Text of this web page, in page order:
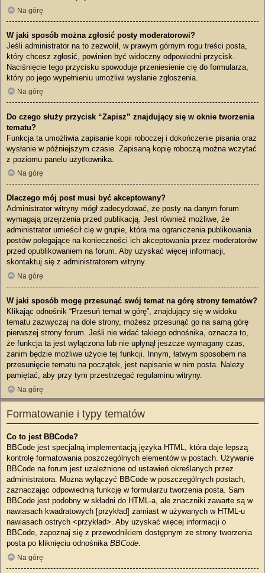
Na górę
W jaki sposób można zgłosić posty moderatorowi?
Jeśli administrator na to zezwolił, w prawym górnym rogu treści posta,
który chcesz zgłosić, powinien być widoczny odpowiedni przycisk.
Naciśnięcie tego przycisku spowoduje przeniesienie cię do formularza,
który po jego wypełnieniu umożliwi wysłanie zgłoszenia.
Na górę
Do czego służy przycisk “Zapisz” znajdujący się w oknie tworzenia
tematu?
Funkcja ta umożliwia zapisanie kopii roboczej i dokończenie pisania oraz
wysłanie w późniejszym czasie. Zapisaną kopię roboczą można wczytać
z poziomu panelu użytkownika.
Na górę
Dlaczego mój post musi być akceptowany?
Administrator witryny mógł zadecydować, że posty na danym forum
wymagają przejrzenia przed publikacją. Jest również możliwe, że
administrator umieścił cię w grupie, która ma ograniczenia publikowania
postów polegające na konieczności ich akceptowania przez moderatorów
przed opublikowaniem na forum. Aby uzyskać więcej informacji,
skontaktuj się z administratorem witryny.
Na górę
W jaki sposób mogę przesunąć swój temat na górę strony tematów?
Klikając odnośnik “Przesuń temat w górę”, znajdujący się w widoku
tematu zazwyczaj na dole strony, możesz przesunąć go na samą górę
pierwszej strony forum. Jeśli nie widać takiego odnośnika, oznacza to,
że funkcja ta jest wyłączona lub nie upłynął jeszcze wymagany czas,
zanim będzie możliwe użycie tej funkcji. Innym, łatwym sposobem na
przesunięcie tematu na początek, jest napisanie w nim posta. Należy
pamiętać, aby przy tym przestrzegać regulaminu witryny.
Na górę
Formatowanie i typy tematów
Co to jest BBCode?
BBCode jest specjalną implementacją języka HTML, która daje lepszą
kontrolę formatowania poszczególnych elementów w postach. Używanie
BBCode na forum jest uzależnione od ustawień określanych przez
administratora. Można wyłączyć BBCode w poszczególnych postach,
zaznaczając odpowiednią funkcję w formularzu tworzenia posta. Sam
BBCode jest podobny w składni do HTML-a, ale znaczniki zawarte są w
nawiasach kwadratowych [przykład] zamiast w używanych w HTML-u
nawiasach ostrych <przykład>. Aby uzyskać więcej informacji o
BBCode, zapoznaj się z przewodnikiem dostępnym ze strony tworzenia
posta po kliknięciu odnośnika BBCode.
Na górę